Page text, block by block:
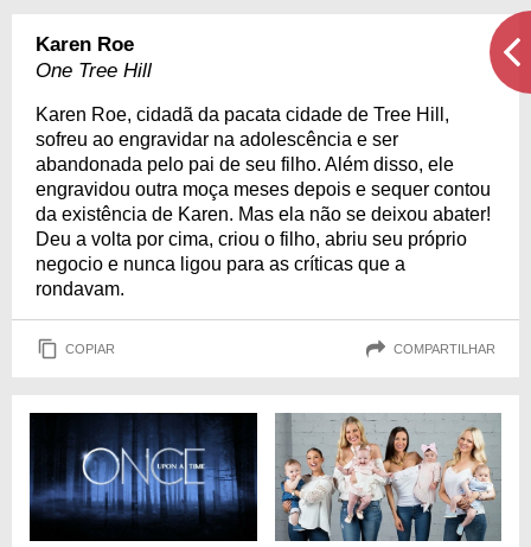
Karen Roe
One Tree Hill
Karen Roe, cidadã da pacata cidade de Tree Hill,
sofreu ao engravidar na adolescência e ser
abandonada pelo pai de seu filho. Além disso, ele
engravidou outra moça meses depois e sequer contou
da existência de Karen. Mas ela não se deixou abater!
Deu a volta por cima, criou o filho, abriu seu próprio
negocio e nunca ligou para as críticas que a
rondavam.
COPIAR COMPARTILHAR